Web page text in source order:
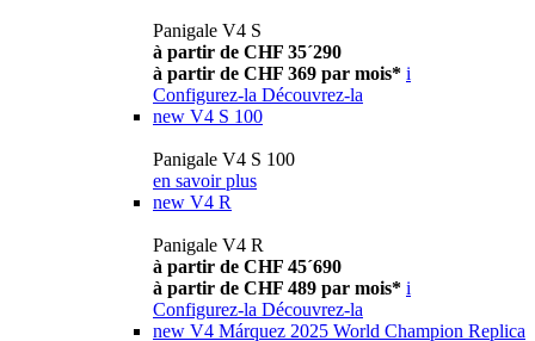
Panigale V4 S
à partir de CHF 35´290
à partir de CHF 369 par mois* i
Configurez-la Découvrez-la
new V4 S 100
Panigale V4 S 100
en savoir plus
new V4 R
Panigale V4 R
à partir de CHF 45´690
à partir de CHF 489 par mois* i
Configurez-la Découvrez-la
new V4 Márquez 2025 World Champion Replica